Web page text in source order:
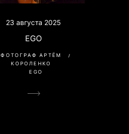
23 августа 2025
EGO
ФОТОГРАФ АРТЁМ
КОРОЛЕНКО
EGO